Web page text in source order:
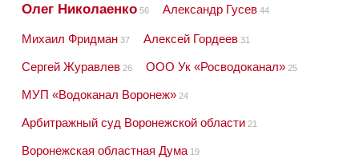
Олег Николаенко 56 Александр Гусев 44
Михаил Фридман 37 Алексей Гордеев 31
Сергей Журавлев 26 ООО Ук «Росводоканал» 25
МУП «Водоканал Воронеж» 24
Арбитражный суд Воронежской области 21
Воронежская областная Дума 19